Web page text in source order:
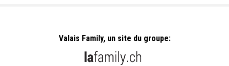
Valais Family, un site du groupe: